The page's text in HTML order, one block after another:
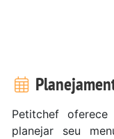
Petitchef
planejar seu